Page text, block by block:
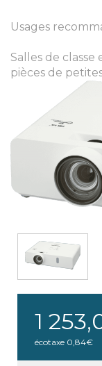
Usages
Salles de
pièces de
1
écotaxe 0,84€